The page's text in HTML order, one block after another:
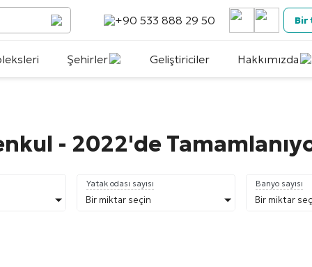
+90 533 888 29 50 Bir
Şehirler Geliştiriciler Hakkımızda
- 2022'de
Yatak odası sayısı
Bir miktar seçin
Banyo sayısı
Bir miktar